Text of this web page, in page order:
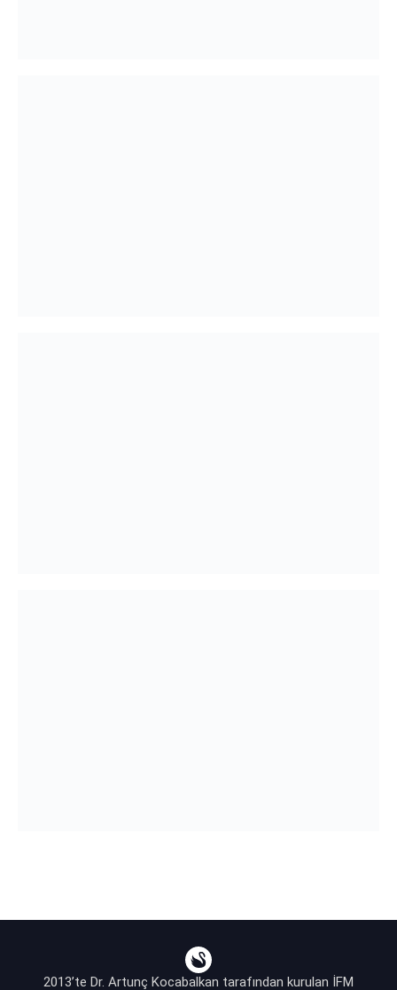
2013’te Dr. Artunç Kocabalkan tarafından kurulan İFM